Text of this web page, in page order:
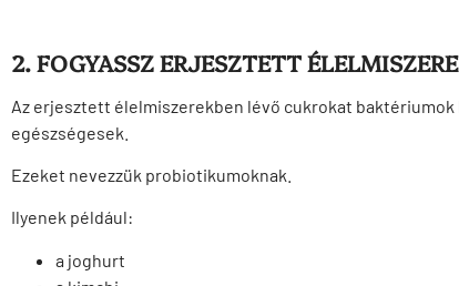
2. FOGYASSZ ERJESZTETT
Az erjesztett élelmiszerekben lévő cukrokat
egészségesek.
Ezeket nevezzük probiotikumoknak.
Ilyenek például:
a joghurt